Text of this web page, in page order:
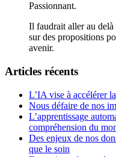
Passionnant.
Il faudrait aller au delà
sur des propositions
avenir.
Articles récents
L’IA vise à accélérer
Nous défaire de nos
L’apprentissage
compréhension du
Des enjeux de nos
que le soin